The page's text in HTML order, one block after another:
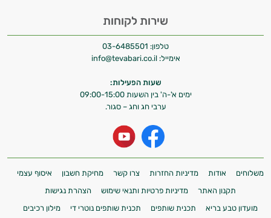
שירות לקוחות
טלפון: 03-6485501
אימייל: info@tevabari.co.il
שעות הפעילות:
ימים א'-ה' בין השעות 09:00-15:00
ערבי חג וחג – סגור.
משלוחים אודות מדיניות החזרות צרו קשר מחיקת חשבון
איסוף עצמי
תקנון האתר
מדיניות פרטיות ותנאי שימוש
הצהרת נגישות
מועדון טבע בריא
תכנית שותפים תכנית שותפים נוטרי די
מילון רכיבים